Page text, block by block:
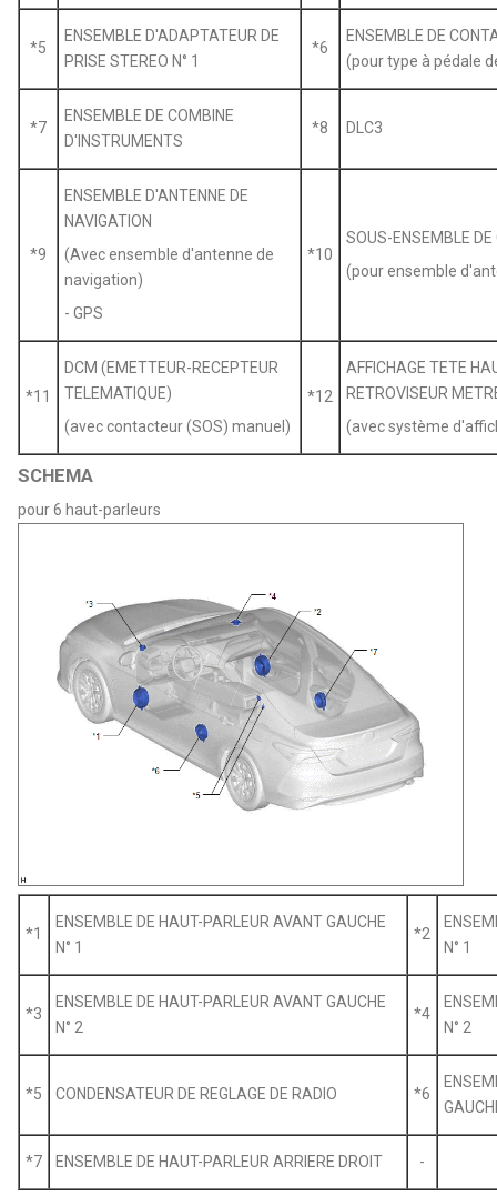
*5
ENSEMBLE D'ADAPTATEUR DE
PRISE STEREO N° 1
*6
ENSEMBLE DE
(pour type à pédale
*7
ENSEMBLE DE COMBINE
D'INSTRUMENTS
*8 DLC3
*9
ENSEMBLE D'ANTENNE DE
NAVIGATION
(Avec ensemble d'antenne de
navigation)
- GPS
*10
SOUS-ENSEMBLE
(pour ensemble
*11
DCM (EMETTEUR-RECEPTEUR
TELEMATIQUE)
(avec contacteur (SOS) manuel)
*12
AFFICHAGE TETE
RETROVISEUR
(avec système
SCHEMA
pour 6 haut-parleurs
*1
ENSEMBLE DE HAUT-PARLEUR AVANT GAUCHE
N° 1
*2
N° 1
*3
ENSEMBLE DE HAUT-PARLEUR AVANT GAUCHE
N° 2
*4
N° 2
*5 CONDENSATEUR DE REGLAGE DE RADIO *6
*7 ENSEMBLE DE HAUT-PARLEUR ARRIERE DROIT -